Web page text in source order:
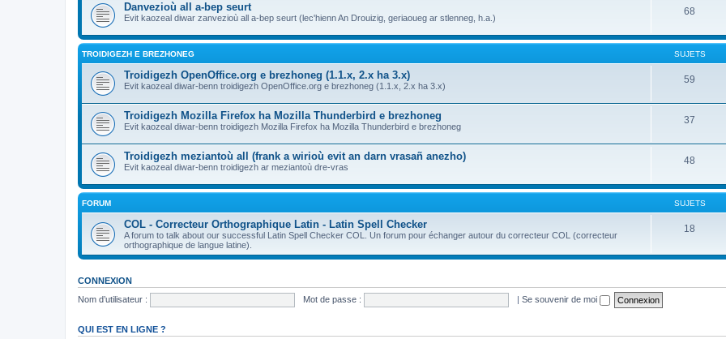
Danvezioù all a-bep seurt
Evit kaozeal diwar zanvezioù all a-bep seurt (lec'hienn An Drouizig, geriaoueg ar stlenneg, h.a.)
68
TROIDIGEZH E BREZHONEG SUJETS
Troidigezh OpenOffice.org e brezhoneg (1.1.x, 2.x ha 3.x)
Evit kaozeal diwar-benn troidigezh OpenOffice.org e brezhoneg (1.1.x, 2.x ha 3.x)
59
Troidigezh Mozilla Firefox ha Mozilla Thunderbird e brezhoneg
Evit kaozeal diwar-benn troidigezh Mozilla Firefox ha Mozilla Thunderbird e brezhoneg
37
Troidigezh meziantoù all (frank a wirioù evit an darn vrasañ anezho)
Evit kaozeal diwar-benn troidigezh ar meziantoù dre-vras
48
FORUM SUJETS
COL - Correcteur Orthographique Latin - Latin Spell Checker
A forum to talk about our successful Latin Spell Checker COL. Un forum pour échanger autour du correcteur COL (correcteur
orthographique de langue latine).
18
CONNEXION
Nom d’utilisateur :
Mot de passe : | Se souvenir de moi
QUI EST EN LIGNE ?